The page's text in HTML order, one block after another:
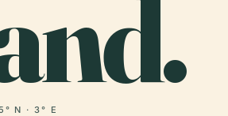
N · 3° E